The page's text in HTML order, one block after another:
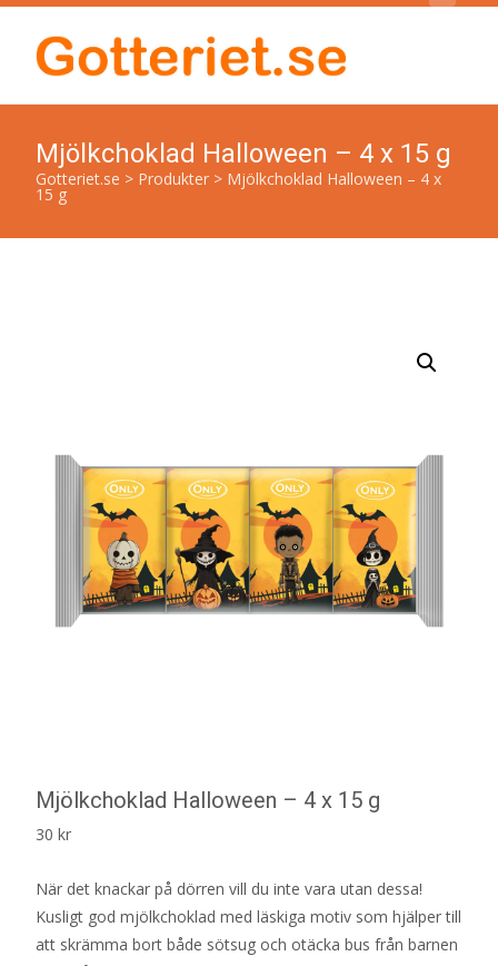
Mjölkchoklad Halloween – 4 x 15 g
Gotteriet.se > Produkter > Mjölkchoklad Halloween – 4 x
15 g
Mjölkchoklad Halloween – 4 x 15 g
30 kr
När det knackar på dörren vill du inte vara utan dessa!
Kusligt god mjölkchoklad med läskiga motiv som hjälper till
att skrämma bort både sötsug och otäcka bus från barnen